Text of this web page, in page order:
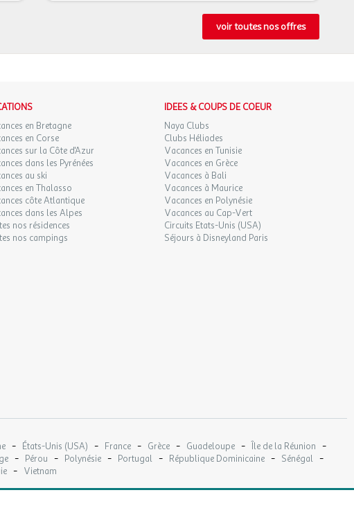
voir toutes nos offres
en Bretagne
en Corse
sur la Côte d'Azur
dans les Pyrénées
au ski
en Thalasso
côte Atlantique
dans les Alpes
nos résidences
nos campings
IDEES & COUPS DE COEUR
Naya Clubs
Clubs Héliades
Vacances en Tunisie
Vacances en Grèce
Vacances à Bali
Vacances à Maurice
Vacances en Polynésie
Vacances au Cap-Vert
Circuits Etats-Unis (USA)
Séjours à Disneyland Paris
- États-Unis (USA) - France - Grèce - Guadeloupe - Île de la Réunion -
- Pérou - Polynésie - Portugal - République Dominicaine - Sénégal -
- Vietnam